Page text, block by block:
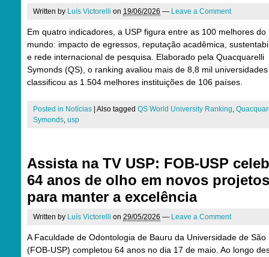
Written by Luís Victorelli on 19/06/2026 — Leave a Comment
Em quatro indicadores, a USP figura entre as 100 melhores do
mundo: impacto de egressos, reputação acadêmica,
e rede internacional de pesquisa. Elaborado pela Quacquarelli
Symonds (QS), o ranking avaliou mais de 8,8 mil
classificou as 1.504 melhores instituições de 106 países.
Posted in Notícias Also tagged QS World University Ranking,
Symonds, usp
Assista na TV USP: FOB-USP
64 anos de olho em novos projetos
para manter a excelência
Written by Luís Victorelli on 29/05/2026 — Leave a Comment
A Faculdade de Odontologia de Bauru da Universidade de São
(FOB-USP) completou 64 anos no dia 17 de maio. Ao longo